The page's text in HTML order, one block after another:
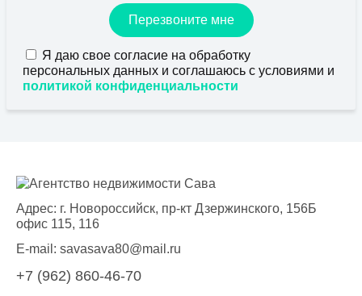
Перезвоните мне
Я даю свое согласие на обработку
персональных данных и соглашаюсь с условиями и
политикой конфиденциальности
Адрес: г. Новороссийск, пр-кт Дзержинского, 156Б
офис 115, 116
E-mail: savasava80@mail.ru
+7 (962) 860-46-70